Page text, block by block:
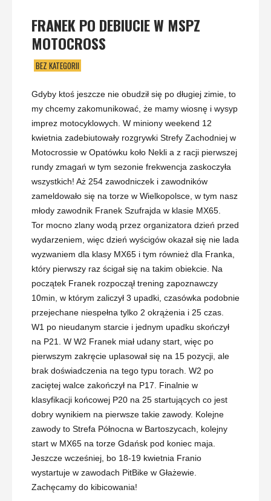
FRANEK PO DEBIUCIE W MSPZ
MOTOCROSS
BEZ KATEGORII
Gdyby ktoś jeszcze nie obudził się po długiej zimie, to
my chcemy zakomunikować, że mamy wiosnę i wysyp
imprez motocyklowych. W miniony weekend 12
kwietnia zadebiutowały rozgrywki Strefy Zachodniej w
Motocrossie w Opatówku koło Nekli a z racji pierwszej
rundy zmagań w tym sezonie frekwencja zaskoczyła
wszystkich! Aż 254 zawodniczek i zawodników
zameldowało się na torze w Wielkopolsce, w tym nasz
młody zawodnik Franek Szufrajda w klasie MX65.
Tor mocno zlany wodą przez organizatora dzień przed
wydarzeniem, więc dzień wyścigów okazał się nie lada
wyzwaniem dla klasy MX65 i tym również dla Franka,
który pierwszy raz ścigał się na takim obiekcie. Na
początek Franek rozpoczął trening zapoznawczy
10min, w którym zaliczył 3 upadki, czasówka podobnie
przejechane niespełna tylko 2 okrążenia i 25 czas.
W1 po nieudanym starcie i jednym upadku skończył
na P21. W W2 Franek miał udany start, więc po
pierwszym zakręcie uplasował się na 15 pozycji, ale
brak doświadczenia na tego typu torach. W2 po
zaciętej walce zakończył na P17. Finalnie w
klasyfikacji końcowej P20 na 25 startujących co jest
dobry wynikiem na pierwsze takie zawody. Kolejne
zawody to Strefa Północna w Bartoszycach, kolejny
start w MX65 na torze Gdańsk pod koniec maja.
Jeszcze wcześniej, bo 18-19 kwietnia Franio
wystartuje w zawodach PitBike w Głażewie.
Zachęcamy do kibicowania!